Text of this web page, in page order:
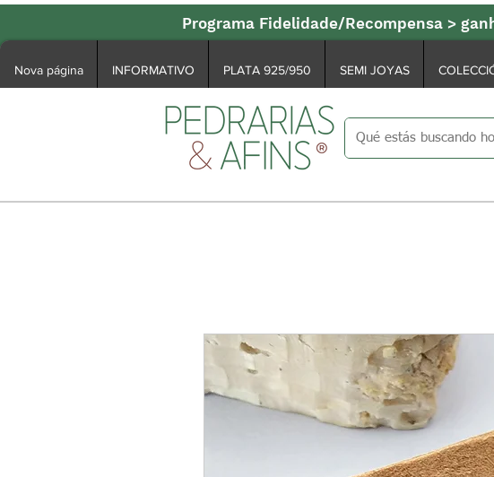
Programa Fidelidade/Recompensa >
Nova página INFORMATIVO PLATA 925/950 SEMI JOYAS